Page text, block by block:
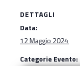
DETTAGLI
Data:
12 Maggio 2024
Categorie Evento: